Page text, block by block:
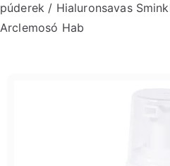
púderek / Hialuronsavas
Arclemosó Hab